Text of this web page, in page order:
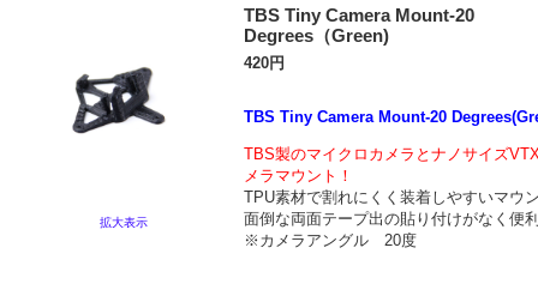
拡大表示
TBS Tiny Camera Mount-20
Degrees（Green)
420円
TBS Tiny Camera Mount-20
TBS製のマイクロ カメラとナノサイズ
メラマウント！
TPU素材で割れにくく装着しやすいマウ
面倒な両面テープ出の貼り付けがなく便
※カメラアングル 20度